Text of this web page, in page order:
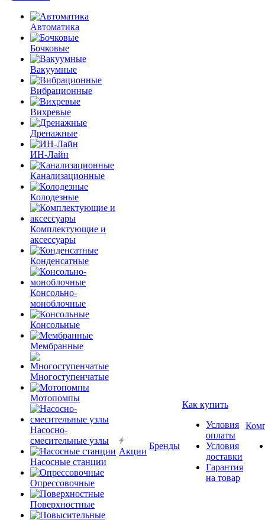
Автоматика
Бочковые
Вакуумные
Вибрационные
Вихревые
Дренажные
ИН-Лайн
Канализационные
Колодезные
Комплектующие и
аксессуары
Конденсатные
Консольно-
моноблочные
Консольные
Мембранные
Многоступенчатые
Мотопомпы
Насосно-
смесительные узлы
Насосные станции
Опрессовочные
Поверхностные
Акции
Бренды
Как купить
Условия
оплаты
Условия
доставки
Гарантия
на товар